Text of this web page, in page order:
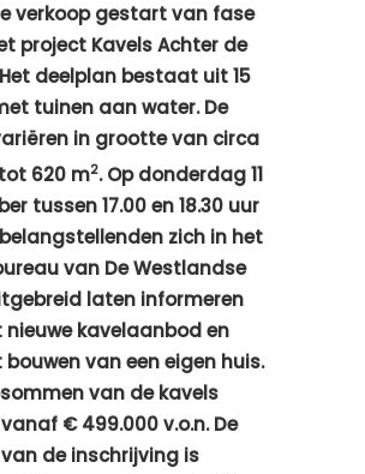
verkoop gestart van fase
project Kavels Achter de
deelplan bestaat uit 15
tuinen aan water. De
in grootte van circa
tot 620 m2. Op donderdag 11
tussen 17.00 en 18.30 uur
zich in het
van De Westlandse
laten informeren
nieuwe kavelaanbod en
bouwen van een eigen huis.
van de kavels
€ 499.000 v.o.n. De
de inschrijving is